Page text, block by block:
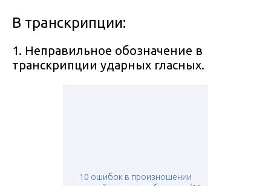
В транскрипции:
1. Неправильное обозначение в
транскрипции ударных гласных.
10 ошибок в произношении